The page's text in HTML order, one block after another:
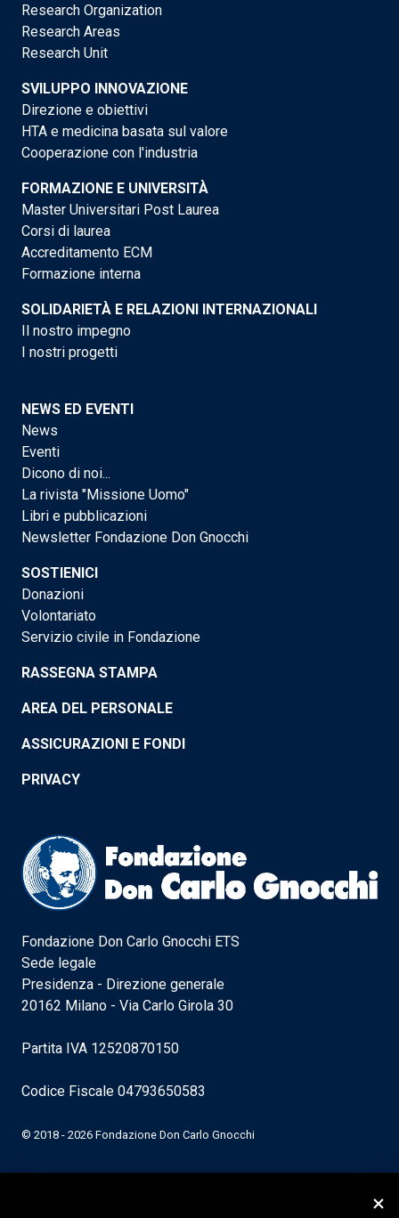
Research Organization
Research Areas
Research Unit
SVILUPPO INNOVAZIONE
Direzione e obiettivi
HTA e medicina basata sul valore
Cooperazione con l'industria
FORMAZIONE E UNIVERSITÀ
Master Universitari Post Laurea
Corsi di laurea
Accreditamento ECM
Formazione interna
SOLIDARIETÀ E RELAZIONI INTERNAZIONALI
Il nostro impegno
I nostri progetti
NEWS ED EVENTI
News
Eventi
Dicono di noi...
La rivista "Missione Uomo"
Libri e pubblicazioni
Newsletter Fondazione Don Gnocchi
SOSTIENICI
Donazioni
Volontariato
Servizio civile in Fondazione
RASSEGNA STAMPA
AREA DEL PERSONALE
ASSICURAZIONI E FONDI
PRIVACY
Fondazione Don Carlo Gnocchi ETS
Sede legale
Presidenza - Direzione generale
20162 Milano - Via Carlo Girola 30
Partita IVA 12520870150
Codice Fiscale 04793650583
© 2018 - 2026 Fondazione Don Carlo Gnocchi